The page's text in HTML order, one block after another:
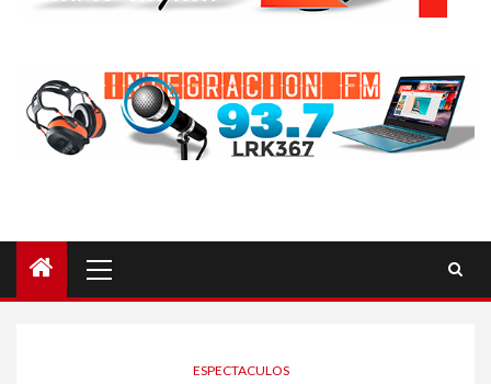
ESPECTACULOS